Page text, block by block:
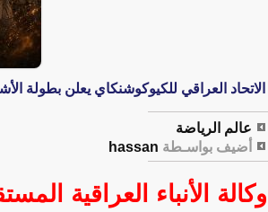
الاتحاد العراقي للكيوكوشنكاي يعلن بطولة
عالم الرياضة
أضيف بواسـطة hassan
وكالة الأنباء العراقية